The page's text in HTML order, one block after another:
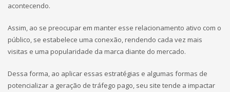
acontecendo.
Assim, ao se preocupar em manter esse relacionamento ativo com o
público, se estabelece uma conexão, rendendo cada vez mais
visitas e uma popularidade da marca diante do mercado.
Dessa forma, ao aplicar essas estratégias e algumas formas de
potencializar a geração de tráfego pago, seu site tende a impactar